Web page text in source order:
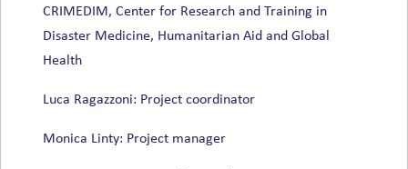
CRIMEDIM, Center for Research and Training in
Disaster Medicine, Humanitarian Aid and Global
Health
Luca Ragazzoni: Project coordinator
Monica Linty: Project manager